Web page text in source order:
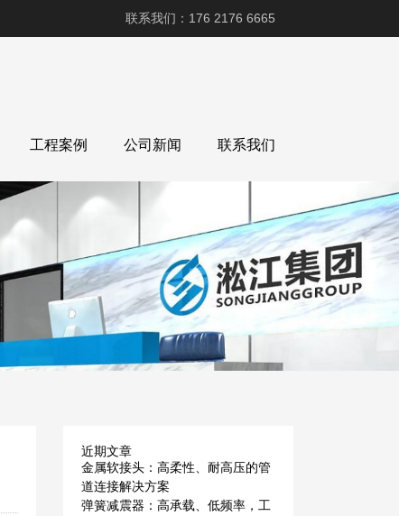
联系我们：176 2176 6665
工程案例 公司新闻 联系我们
近期文章
金属软接头：高柔性、耐高压的管
道连接解决方案
弹簧减震器：高承载、低频率，工